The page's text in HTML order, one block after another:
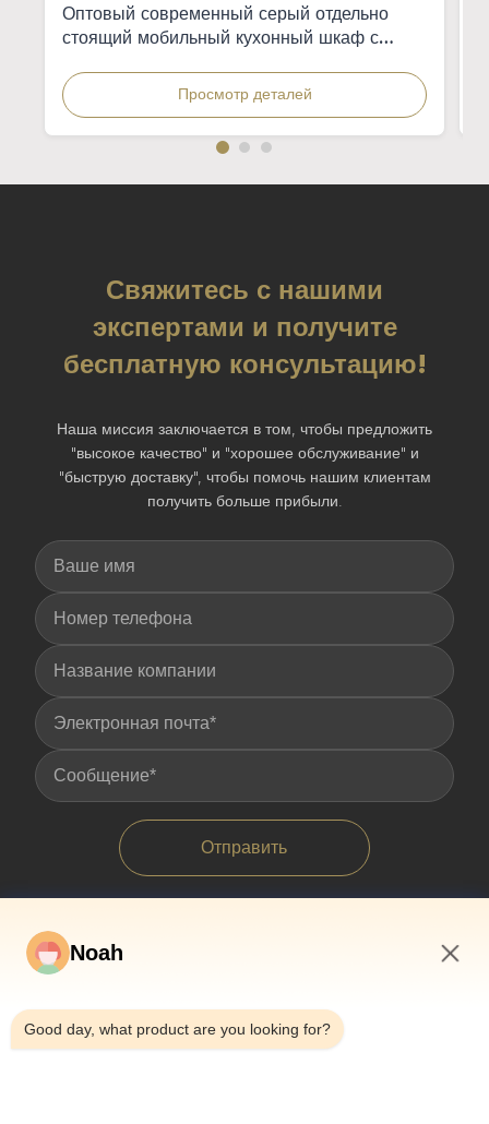
Оптовый современный серый отдельно
стоящий мобильный кухонный шкаф с
Просмотр деталей
Свяжитесь с нашими
экспертами и получите
бесплатную консультацию!
Наша миссия заключается в том, чтобы предложить
"высокое качество" и "хорошее обслуживание" и
"быструю доставку", чтобы помочь нашим клиентам
получить больше прибыли.
Отправить
Noah
Good day, what product are you looking for?